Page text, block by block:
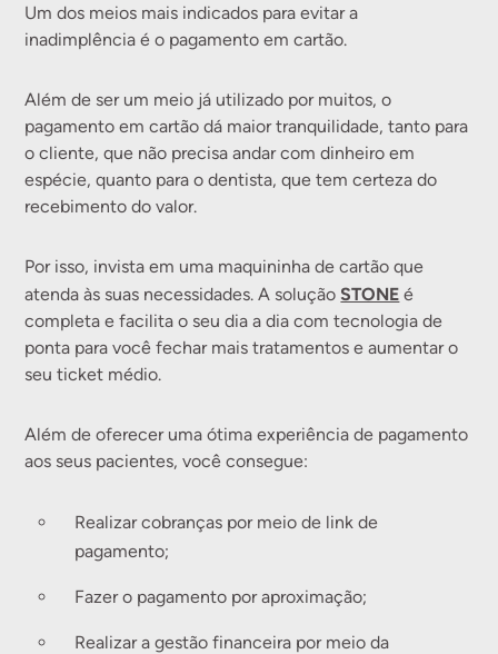
Um dos meios mais indicados para evitar a
inadimplência é o pagamento em cartão.
Além de ser um meio já utilizado por muitos, o
pagamento em cartão dá maior tranquilidade, tanto para
o cliente, que não precisa andar com dinheiro em
espécie, quanto para o dentista, que tem certeza do
recebimento do valor.
Por isso, invista em uma maquininha de cartão que
atenda às suas necessidades. A solução STONE é
completa e facilita o seu dia a dia com tecnologia de
ponta para você fechar mais tratamentos e aumentar o
seu ticket médio.
Além de oferecer uma ótima experiência de pagamento
aos seus pacientes, você consegue:
Realizar cobranças por meio de link de
pagamento;
Fazer o pagamento por aproximação;
Realizar a gestão financeira por meio da